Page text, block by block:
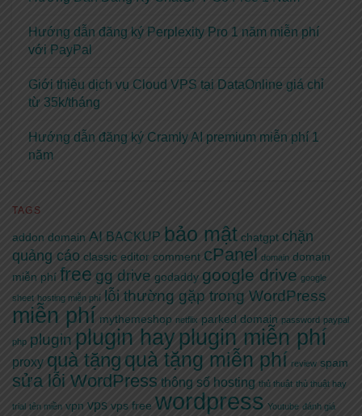
Hướng dẫn đăng ký Perplexity Pro 1 năm miễn phí
với PayPal
Giới thiệu dịch vụ Cloud VPS tại DataOnline giá chỉ
từ 35k/tháng
Hướng dẫn đăng ký Cramly AI premium miễn phí 1
năm
TAGS
addon domain AI BACKUP bảo mật chatgpt chặn
quảng cáo classic editor comment cPanel domain domain
miễn phí free gg drive godaddy google drive google
sheet hosting miễn phí lỗi thường gặp trong WordPress
miễn phí mythemeshop netflix parked domain password paypal
php plugin plugin hay plugin miễn phí
proxy quà tặng quà tặng miễn phí review spam
sửa lỗi WordPress thông số hosting thủ thuật thủ thuật hay
trial tên miền vpn vps vps free wordpress Youtube đánh giá